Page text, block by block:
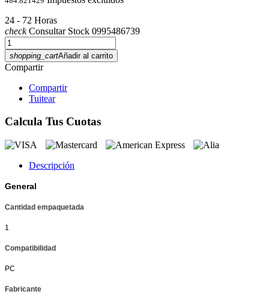
24 - 72 Horas
checkConsultar Stock 0995486739
shopping_cartAñadir al carrito
Compartir
Compartir
Tuitear
Calcula Tus Cuotas
Descripción
General
Cantidad empaquetada
1
Compatibilidad
PC
Fabricante